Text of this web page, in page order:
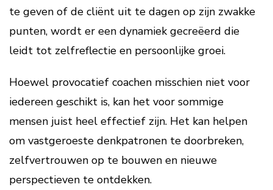
te geven of de cliënt uit te dagen op zijn zwakke
punten, wordt er een dynamiek gecreëerd die
leidt tot zelfreflectie en persoonlijke groei.
Hoewel provocatief coachen misschien niet voor
iedereen geschikt is, kan het voor sommige
mensen juist heel effectief zijn. Het kan helpen
om vastgeroeste denkpatronen te doorbreken,
zelfvertrouwen op te bouwen en nieuwe
perspectieven te ontdekken.